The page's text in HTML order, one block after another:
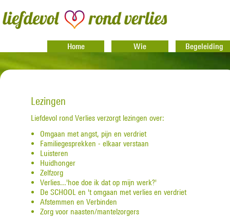
Home Wie Begeleiding
Lezingen
Liefdevol rond Verlies verzorgt lezingen over:
Omgaan met angst, pijn en verdriet
Familiegesprekken - elkaar verstaan
Luisteren
Huidhonger
Zelfzorg
Verlies...'hoe doe ik dat op mijn werk?'
De SCHOOL en 't omgaan met verlies en verdriet
Afstemmen en Verbinden
Zorg voor naasten/mantelzorgers